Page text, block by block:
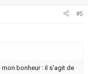
#5
bonheur : il s'agit de